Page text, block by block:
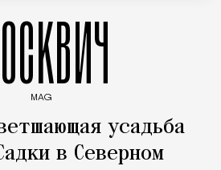
MAG
усадьба
в Северном